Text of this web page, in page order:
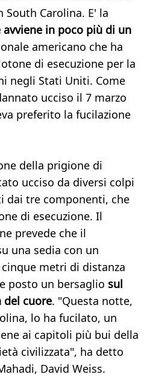
Carolina. E' la
avviene in poco più di un
americano che ha
di esecuzione per la
negli Stati Uniti. Come
ucciso il 7 marzo
preferito la fucilazione
della prigione di
ucciso da diversi colpi
dai tre componenti, che
di esecuzione. Il
prevede che il
una sedia con un
metri di distanza
posto un bersaglio sul
del cuore. "Questa notte,
lo ha fucilato, un
ai capitoli più bui della
civilizzata", ha detto
David Weiss.